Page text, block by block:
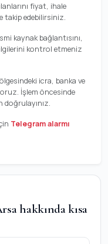
fiyat, ihale
takip edebilirsiniz.
kaynak bağlantısını,
kontrol etmeniz
icra, banka ve
İşlem öncesinde
Telegram alarmı
hakkında kısa